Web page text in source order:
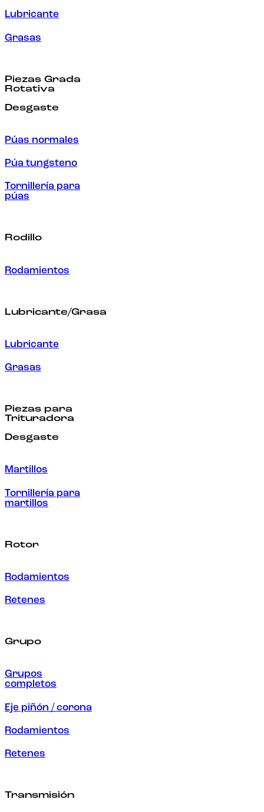
Lubricante
Grasas
Piezas Grada
Rotativa
Desgaste
Púas normales
Púa tungsteno
Tornillería para
púas
Rodillo
Rodamientos
Lubricante/Grasa
Lubricante
Grasas
Piezas para
Trituradora
Desgaste
Martillos
Tornillería para
martillos
Rotor
Rodamientos
Retenes
Grupo
Grupos
completos
Eje piñón / corona
Rodamientos
Retenes
Transmisión